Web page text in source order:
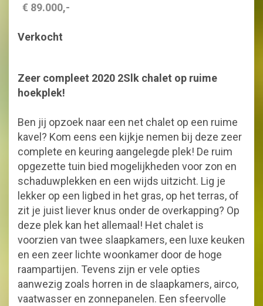
€ 89.000,-
Verkocht
Zeer compleet 2020 2Slk chalet op ruime
hoekplek!
Ben jij opzoek naar een net chalet op een ruime
kavel? Kom eens een kijkje nemen bij deze zeer
complete en keuring aangelegde plek! De ruim
opgezette tuin bied mogelijkheden voor zon en
schaduwplekken en een wijds uitzicht. Lig je
lekker op een ligbed in het gras, op het terras, of
zit je juist liever knus onder de overkapping? Op
deze plek kan het allemaal! Het chalet is
voorzien van twee slaapkamers, een luxe keuken
en een zeer lichte woonkamer door de hoge
raampartijen. Tevens zijn er vele opties
aanwezig zoals horren in de slaapkamers, airco,
vaatwasser en zonnepanelen. Een sfeervolle